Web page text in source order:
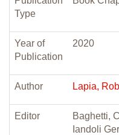
Type
Year of
Publication
2020
Author Lapia,
Editor
Baghetti,
Iandoli